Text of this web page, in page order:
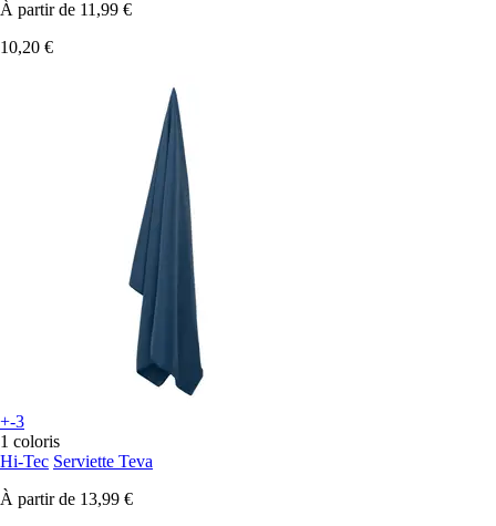
À partir de 11,99 €
10,20 €
+-3
1 coloris
Hi-Tec Serviette Teva
À partir de 13,99 €